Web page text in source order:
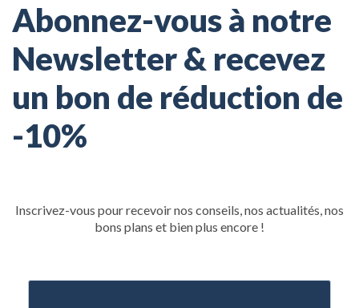
Abonnez-vous à notre
Newsletter & recevez
un bon de réduction de
-10%
Inscrivez-vous pour recevoir nos conseils, nos actualités, nos
bons plans et bien plus encore !